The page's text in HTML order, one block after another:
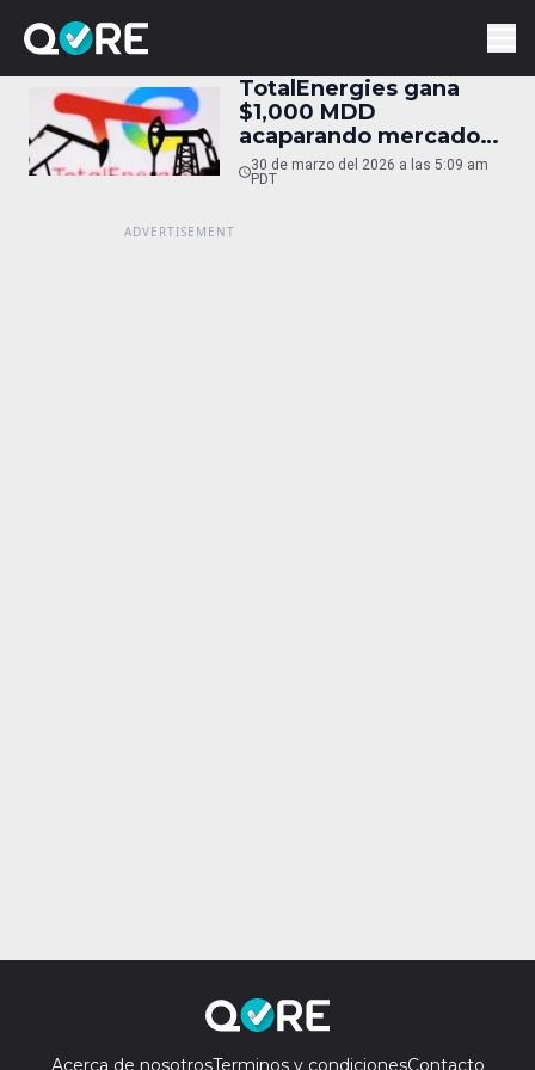
TotalEnergies gana
$1,000 MDD
acaparando mercado
de crudo
30 de marzo del 2026 a las 5:09 am
PDT
Acerca de nosotrosTerminos y condicionesContacto